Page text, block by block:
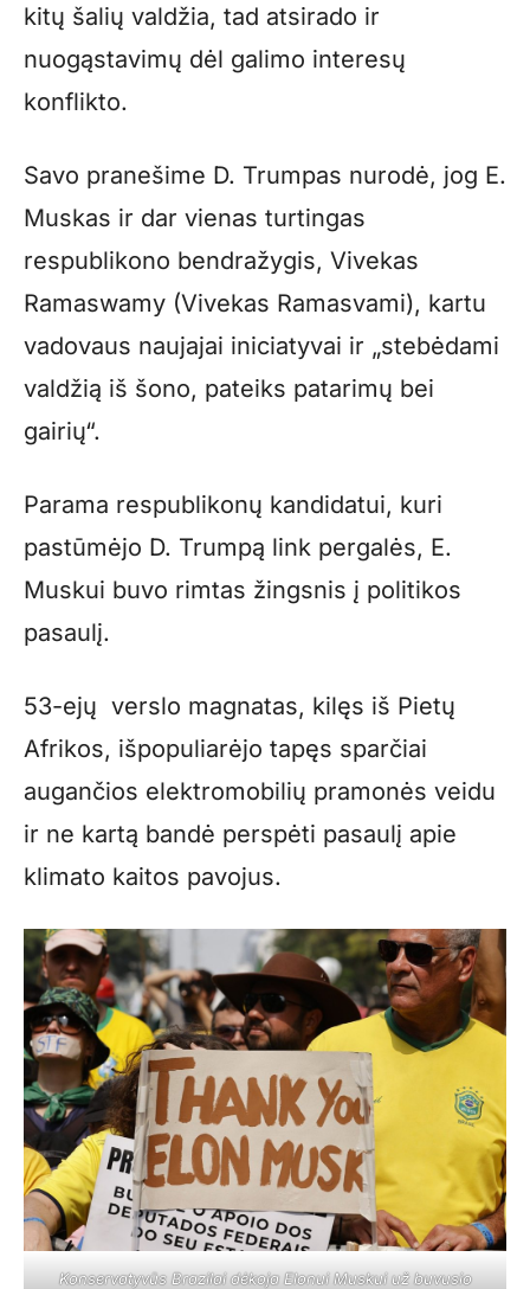
kitų šalių valdžia, tad atsirado ir
nuogąstavimų dėl galimo interesų
konflikto.
Savo pranešime D. Trumpas nurodė, jog E.
Muskas ir dar vienas turtingas
respublikono bendražygis, Vivekas
Ramaswamy (Vivekas Ramasvami), kartu
vadovaus naujajai iniciatyvai ir „stebėdami
valdžią iš šono, pateiks patarimų bei
gairių“.
Parama respublikonų kandidatui, kuri
pastūmėjo D. Trumpą link pergalės, E.
Muskui buvo rimtas žingsnis į politikos
pasaulį.
53-ejų verslo magnatas, kilęs iš Pietų
Afrikos, išpopuliarėjo tapęs sparčiai
augančios elektromobilių pramonės veidu
ir ne kartą bandė perspėti pasaulį apie
klimato kaitos pavojus.
Konservatyvūs Brazilai dėkoja Elonui Muskui už buvusio